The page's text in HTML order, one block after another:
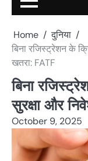
Home
दुनिया
बिना रजिस्ट्रेशन के
खतरा: FATF
बिना
सुरक्षा और
October 9, 2025